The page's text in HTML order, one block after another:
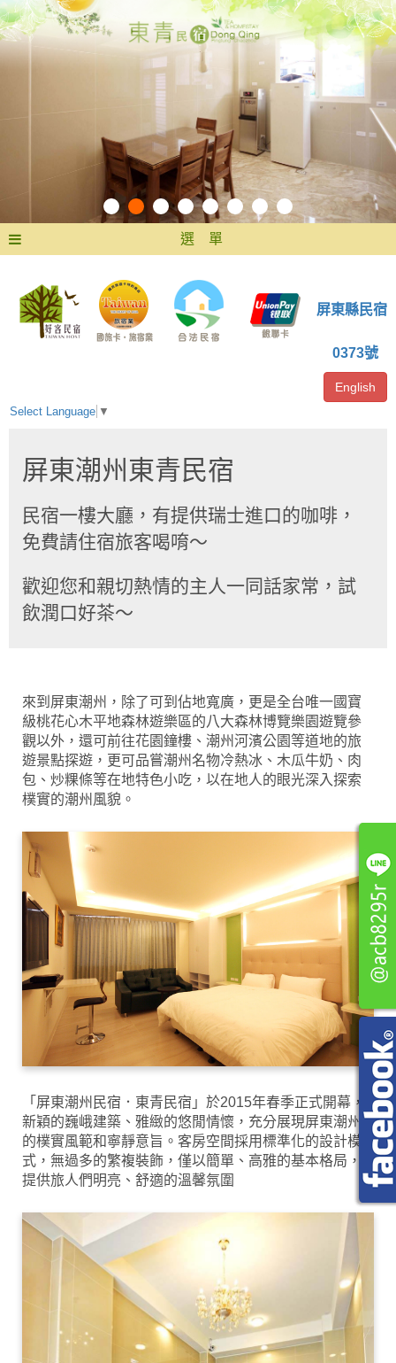
選 單
屏東縣民宿
0373號
English
Select Language ▼
屏東潮州東青民宿
民宿一樓大廳，有提供瑞士進口的咖啡，
免費請住宿旅客喝唷～
歡迎您和親切熱情的主人一同話家常，試
飲潤口好茶～
來到屏東潮州，除了可到佔地寬廣，更是全台唯一國寶
級桃花心木平地森林遊樂區的八大森林博覽樂園遊覽參
觀以外，還可前往花園鐘樓、潮州河濱公園等道地的旅
遊景點探遊，更可品嘗潮州名物冷熱冰、木瓜牛奶、肉
包、炒粿條等在地特色小吃，以在地人的眼光深入探索
樸實的潮州風貌。
「屏東潮州民宿．東青民宿」於2015年春季正式開幕，
新穎的巍峨建築、雅緻的悠閒情懷，充分展現屏東潮州
的樸實風範和寧靜意旨。客房空間採用標準化的設計模
式，無過多的繁複裝飾，僅以簡單、高雅的基本格局，
提供旅人們明亮、舒適的溫馨氛圍